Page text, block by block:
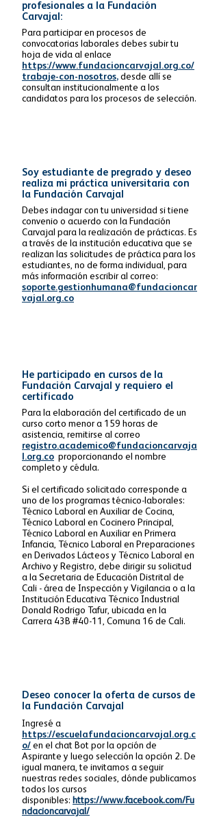
profesionales a la Fundación
Carvajal:
Para participar en procesos de
convocatorias laborales debes subir tu
hoja de vida al enlace
https://www.fundacioncarvajal.org.co/
trabaje-con-nosotros, desde allí se
consultan institucionalmente a los
candidatos para los procesos de selección.
Soy estudiante de pregrado y deseo
realiza mi práctica universitaria con
la Fundación Carvajal
Debes indagar con tu universidad si tiene
convenio o acuerdo con la Fundación
Carvajal para la realización de prácticas. Es
a través de la institución educativa que se
realizan las solicitudes de práctica para los
estudiantes, no de forma individual, para
más información escribir al correo:
soporte.gestionhumana@fundacioncar
vajal.org.co
He participado en cursos de la
Fundación Carvajal y requiero el
certificado
Para la elaboración del certificado de un
curso corto menor a 159 horas de
asistencia, remitirse al correo
registro.academico@fundacioncarvaja
l.org.co proporcionando el nombre
completo y cédula.
Si el certificado solicitado corresponde a
uno de los programas técnico-laborales:
Técnico Laboral en Auxiliar de Cocina,
Técnico Laboral en Cocinero Principal,
Técnico Laboral en Auxiliar en Primera
Infancia, Técnico Laboral en Preparaciones
en Derivados Lácteos y Técnico Laboral en
Archivo y Registro, debe dirigir su solicitud
a la Secretaria de Educación Distrital de
Cali - área de Inspección y Vigilancia o a la
Institución Educativa Técnico Industrial
Donald Rodrigo Tafur, ubicada en la
Carrera 43B #40-11, Comuna 16 de Cali.
Deseo conocer la oferta de cursos de
la Fundación Carvajal
Ingresé a
https://escuelafundacioncarvajal.org.c
o/ en el chat Bot por la opción de
Aspirante y luego selección la opción 2. De
igual manera, te invitamos a seguir
nuestras redes sociales, dónde publicamos
todos los cursos
disponibles: https://www.facebook.com/Fu
ndacioncarvajal/